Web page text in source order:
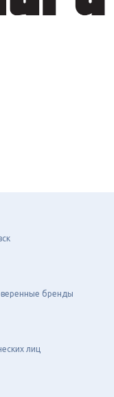
бренды
лиц